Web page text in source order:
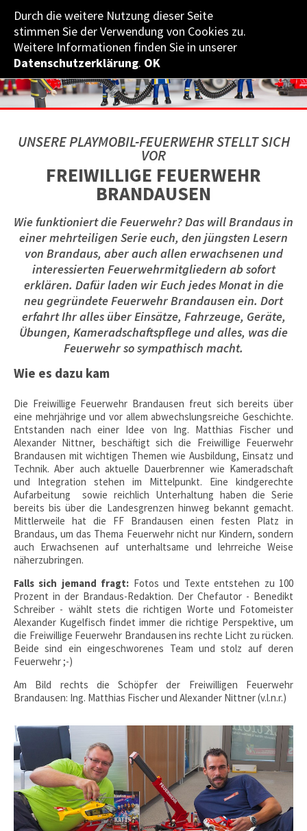
Durch die weitere Nutzung dieser Seite
stimmen Sie der Verwendung von Cookies zu.
Weitere Informationen finden Sie in unserer
Datenschutzerklärung. OK
UNSERE PLAYMOBIL-FEUERWEHR STELLT SICH
VOR
FREIWILLIGE FEUERWEHR
BRANDAUSEN
Wie funktioniert die Feuerwehr? Das will Brandaus in
einer mehrteiligen Serie euch, den jüngsten Lesern
von Brandaus, aber auch allen erwachsenen und
interessierten Feuerwehrmitgliedern ab sofort
erklären. Dafür laden wir Euch jedes Monat in die
neu gegründete Feuerwehr Brandausen ein. Dort
erfahrt Ihr alles über Einsätze, Fahrzeuge, Geräte,
Übungen, Kameradschaftspflege und alles, was die
Feuerwehr so sympathisch macht.
Wie es dazu kam
Die Freiwillige Feuerwehr Brandausen freut sich bereits über
eine mehrjährige und vor allem abwechslungsreiche Geschichte.
Entstanden nach einer Idee von Ing. Matthias Fischer und
Alexander Nittner, beschäftigt sich die Freiwillige Feuerwehr
Brandausen mit wichtigen Themen wie Ausbildung, Einsatz und
Technik. Aber auch aktuelle Dauerbrenner wie Kameradschaft
und Integration stehen im Mittelpunkt. Eine kindgerechte
Aufarbeitung sowie reichlich Unterhaltung haben die Serie
bereits bis über die Landesgrenzen hinweg bekannt gemacht.
Mittlerweile hat die FF Brandausen einen festen Platz in
Brandaus, um das Thema Feuerwehr nicht nur Kindern, sondern
auch Erwachsenen auf unterhaltsame und lehrreiche Weise
näherzubringen.
Falls sich jemand fragt: Fotos und Texte entstehen zu 100
Prozent in der Brandaus-Redaktion. Der Chefautor - Benedikt
Schreiber - wählt stets die richtigen Worte und Fotomeister
Alexander Kugelfisch findet immer die richtige Perspektive, um
die Freiwillige Feuerwehr Brandausen ins rechte Licht zu rücken.
Beide sind ein eingeschworenes Team und stolz auf deren
Feuerwehr ;-)
Am Bild rechts die Schöpfer der Freiwilligen Feuerwehr
Brandausen: Ing. Matthias Fischer und Alexander Nittner (v.l.n.r.)
NÖ­ LANDES­FEUERWEHR­VERBAND